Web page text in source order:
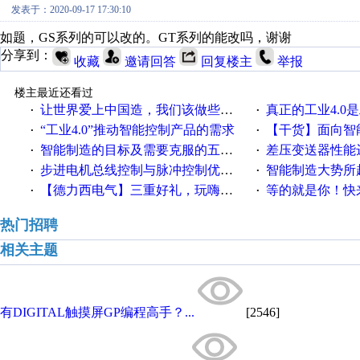
发表于：2020-09-17 17:30:10
如题，GS系列的可以改的。GT系列的能改吗，谢谢
分享到：
收藏 邀请回答 回复楼主 举报
楼主最近还看过
· 让世界爱上中国造，我们该做些什么 · 真正的工业4.0
· “工业4.0”推动智能控制产品的需求 · 【干货】面向
· 智能制造的目标及需要克服的五个障碍 · 差压变送器性能达
· 步进电机总线控制与脉冲控制优缺点 · 智能制造大势所趋
· 【德力西电气】三重好礼，玩嗨夏日！ · 等的就是你！快来
热门招聘
相关主题
有DIGITAL触摸屏GP编程高手？... [2546]